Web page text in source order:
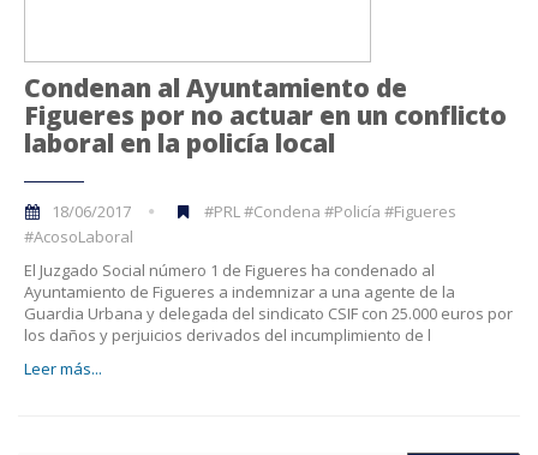
Condenan al Ayuntamiento de
Figueres por no actuar en un conflicto
laboral en la policía local
18/06/2017
#PRL #Condena #Policía #Figueres
#AcosoLaboral
El Juzgado Social número 1 de Figueres ha condenado al
Ayuntamiento de Figueres a indemnizar a una agente de la
Guardia Urbana y delegada del sindicato CSIF con 25.000 euros por
los daños y perjuicios derivados del incumplimiento de l
Leer más...